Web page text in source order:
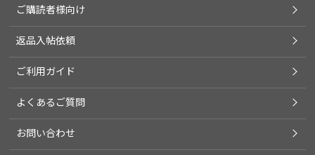
ご購読者様向け
返品入帖依頼
ご利用ガイド
よくあるご質問
お問い合わせ